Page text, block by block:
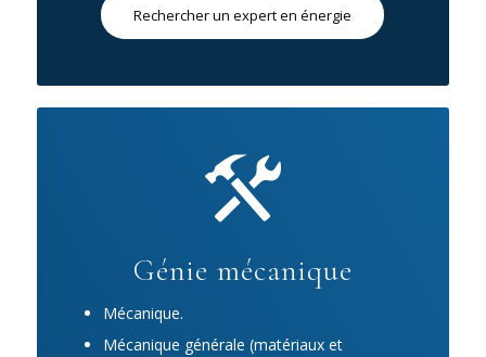
Rechercher un expert en énergie
Génie mécanique
Mécanique.
Mécanique générale (matériaux et